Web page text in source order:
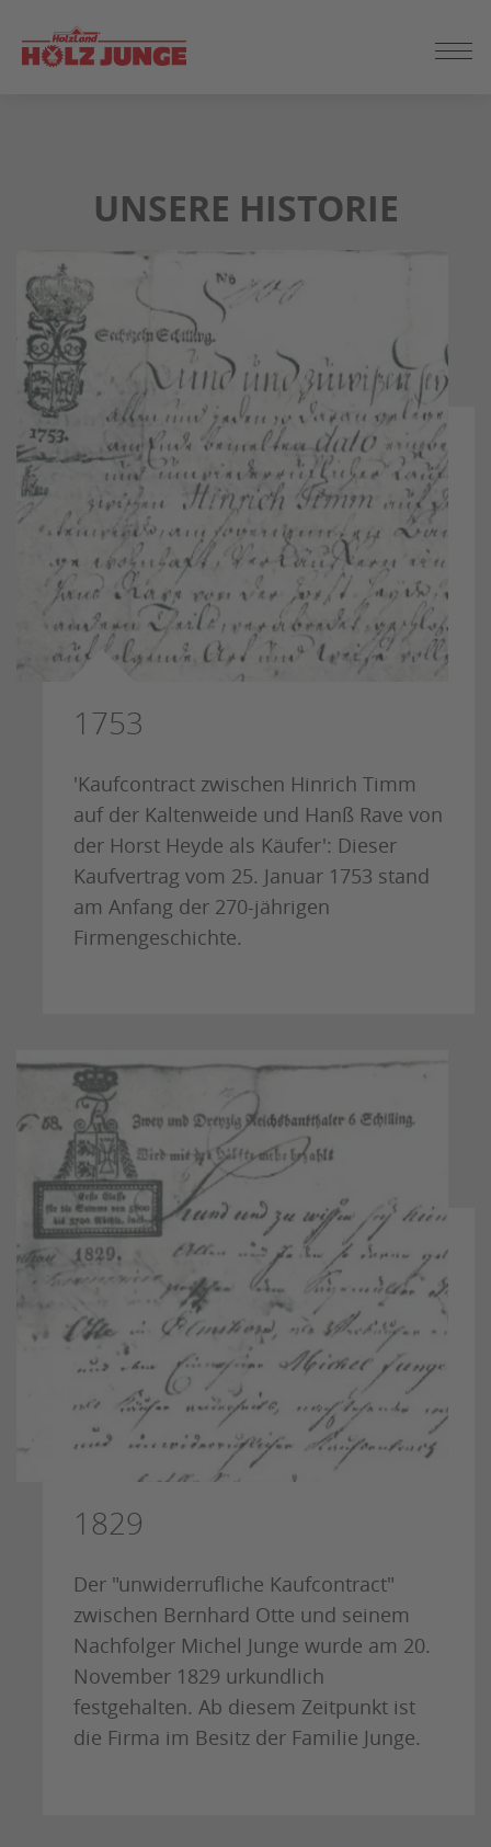
UNSERE HISTORIE
1753
'Kaufcontract zwischen Hinrich Timm
auf der Kaltenweide und Hanß Rave von
der Horst Heyde als Käufer': Dieser
Kaufvertrag vom 25. Januar 1753 stand
am Anfang der 270-jährigen
Firmengeschichte.
1829
Der "unwiderrufliche Kaufcontract"
zwischen Bernhard Otte und seinem
Nachfolger Michel Junge wurde am 20.
November 1829 urkundlich
festgehalten. Ab diesem Zeitpunkt ist
die Firma im Besitz der Familie Junge.